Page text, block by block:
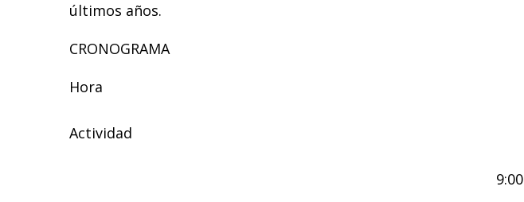
últimos años.
CRONOGRAMA
Hora
Actividad
9:00